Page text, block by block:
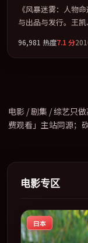
《风暴迷雾：人物
与出品与发行。王
温度。全片以「剧
一。定于 2016-09-
96,981 热度7.1 分
电影 / 剧集 / 综艺只
费观看」主站同源；
电影专区
日本